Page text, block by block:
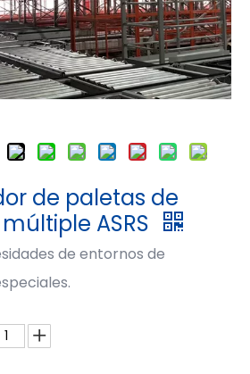
de paletas de
ASRS
de entornos de